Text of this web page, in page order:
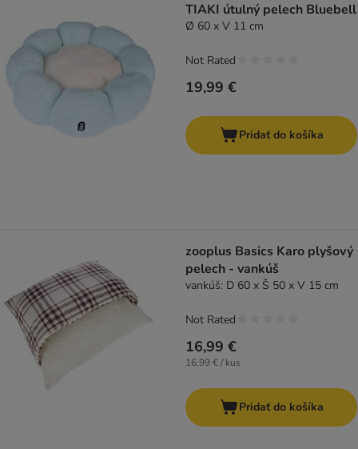
TIAKI útulný pelech Bluebell
Ø 60 x V 11 cm
19,99 €
Not Rated
Pridať do košíka
zooplus Basics Karo plyšový
pelech - vankúš
vankúš: D 60 x Š 50 x V 15 cm
16,99 €
16,99 € / kus
Not Rated
Pridať do košíka